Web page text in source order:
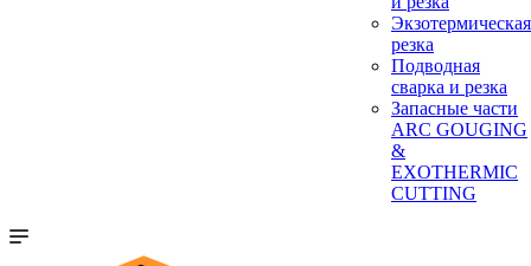
Экзотермическая
резка
Подводная
сварка и резка
Запасные части
ARC GOUGING
&
EXOTHERMIC
CUTTING